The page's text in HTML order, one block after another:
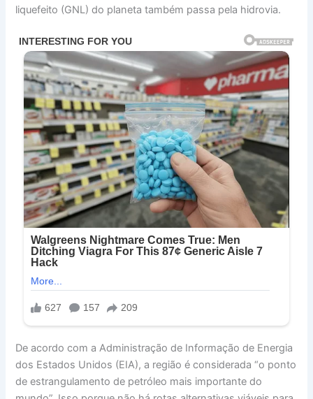
liquefeito (GNL) do planeta também passa pela hidrovia.
De acordo com a Administração de Informação de Energia
dos Estados Unidos (EIA), a região é considerada “o ponto
de estrangulamento de petróleo mais importante do